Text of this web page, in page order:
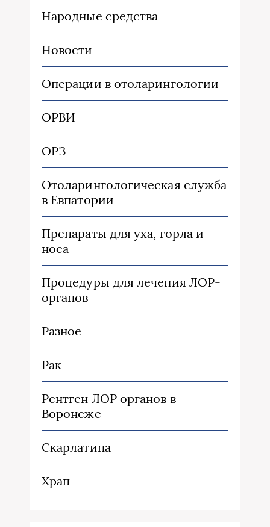
Народные средства
Новости
Операции в отоларингологии
ОРВИ
ОРЗ
Отоларингологическая служба
в Евпатории
Препараты для уха, горла и
носа
Процедуры для лечения ЛОР-
органов
Разное
Рак
Рентген ЛОР органов в
Воронеже
Скарлатина
Храп